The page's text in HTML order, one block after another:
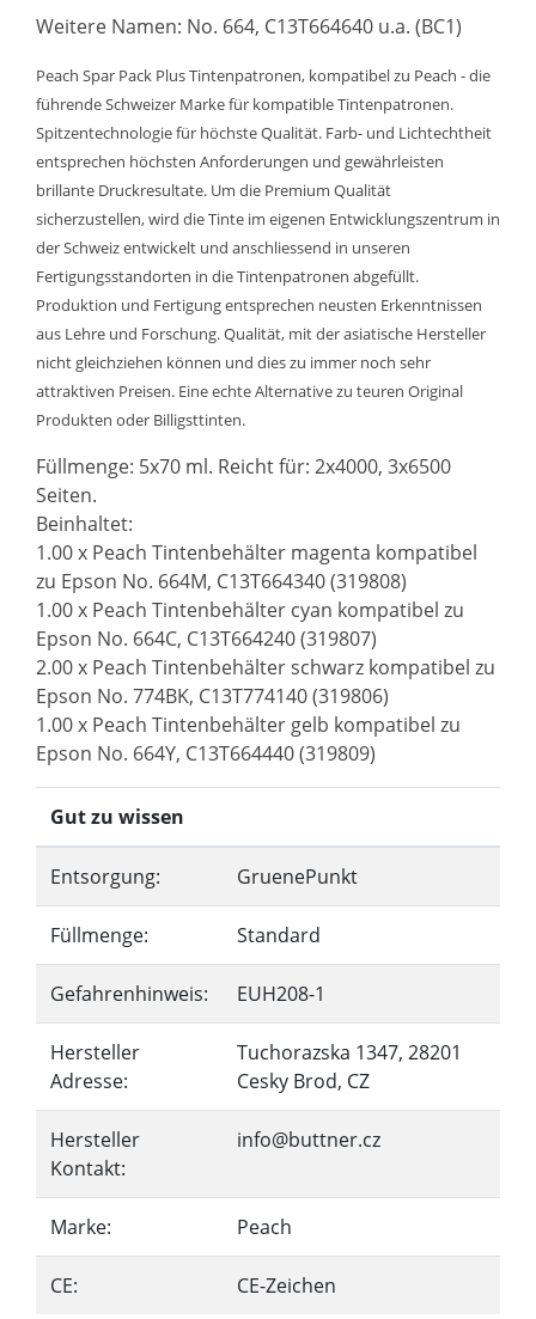
Weitere Namen: No. 664, C13T664640 u.a. (BC1)
Peach Spar Pack Plus Tintenpatronen, kompatibel zu Peach - die
führende Schweizer Marke für kompatible Tintenpatronen.
Spitzentechnologie für höchste Qualität. Farb- und Lichtechtheit
entsprechen höchsten Anforderungen und gewährleisten
brillante Druckresultate. Um die Premium Qualität
sicherzustellen, wird die Tinte im eigenen Entwicklungszentrum in
der Schweiz entwickelt und anschliessend in unseren
Fertigungsstandorten in die Tintenpatronen abgefüllt.
Produktion und Fertigung entsprechen neusten Erkenntnissen
aus Lehre und Forschung. Qualität, mit der asiatische Hersteller
nicht gleichziehen können und dies zu immer noch sehr
attraktiven Preisen. Eine echte Alternative zu teuren Original
Produkten oder Billigsttinten.
Füllmenge: 5x70 ml. Reicht für: 2x4000, 3x6500
Seiten.
Beinhaltet:
1.00 x Peach Tintenbehälter magenta kompatibel
zu Epson No. 664M, C13T664340 (319808)
1.00 x Peach Tintenbehälter cyan kompatibel zu
Epson No. 664C, C13T664240 (319807)
2.00 x Peach Tintenbehälter schwarz kompatibel zu
Epson No. 774BK, C13T774140 (319806)
1.00 x Peach Tintenbehälter gelb kompatibel zu
Epson No. 664Y, C13T664440 (319809)
Gut zu wissen
Entsorgung: GruenePunkt
Füllmenge: Standard
Gefahrenhinweis: EUH208-1
Hersteller
Adresse:
Tuchorazska 1347, 28201
Cesky Brod, CZ
Hersteller
Kontakt:
info@buttner.cz
Marke: Peach
CE: CE-Zeichen